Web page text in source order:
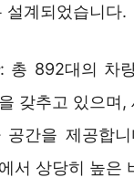
설계되었습니다.
: 총 892대의 차
갖추고 있으며,
공간을 제공합
서 상당히 높은